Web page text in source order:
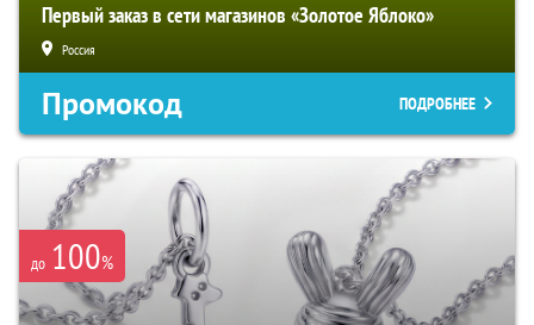
Первый заказ в сети магазинов «Золотое Яблоко»
Россия
Промокод ПОДРОБНЕЕ
до 100%